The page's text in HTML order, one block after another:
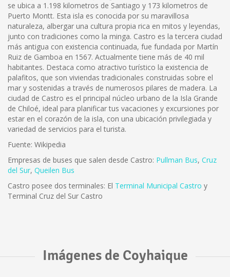
se ubica a 1.198 kilometros de Santiago y 173 kilometros de
Puerto Montt. Esta isla es conocida por su maravillosa
naturaleza, albergar una cultura propia rica en mitos y leyendas,
junto con tradiciones como la minga. Castro es la tercera ciudad
más antigua con existencia continuada, fue fundada por Martín
Ruiz de Gamboa en 1567. Actualmente tiene más de 40 mil
habitantes. Destaca como atractivo turístico la existencia de
palafitos, que son viviendas tradicionales construidas sobre el
mar y sostenidas a través de numerosos pilares de madera. La
ciudad de Castro es el principal núcleo urbano de la Isla Grande
de Chiloé, ideal para planificar tus vacaciones y excursiones por
estar en el corazón de la isla, con una ubicación privilegiada y
variedad de servicios para el turista.
Fuente: Wikipedia
Empresas de buses que salen desde Castro: Pullman Bus, Cruz
del Sur, Queilen Bus
Castro posee dos terminales: El Terminal Municipal Castro y
Terminal Cruz del Sur Castro
Imágenes de Coyhaique